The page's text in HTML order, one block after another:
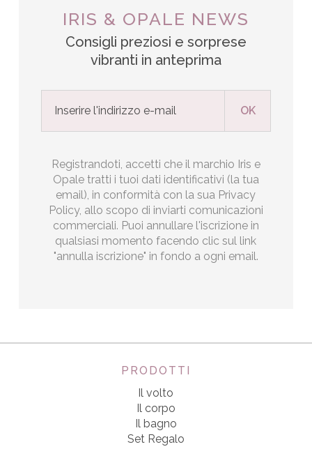
IRIS & OPALE NEWS
Consigli preziosi e sorprese
vibranti in anteprima
Registrandoti, accetti che il marchio Iris e
Opale tratti i tuoi dati identificativi (la tua
email), in conformità con la sua Privacy
Policy, allo scopo di inviarti comunicazioni
commerciali. Puoi annullare l'iscrizione in
qualsiasi momento facendo clic sul link
"annulla iscrizione" in fondo a ogni email.
PRODOTTI
Il volto
Il corpo
Il bagno
Set Regalo